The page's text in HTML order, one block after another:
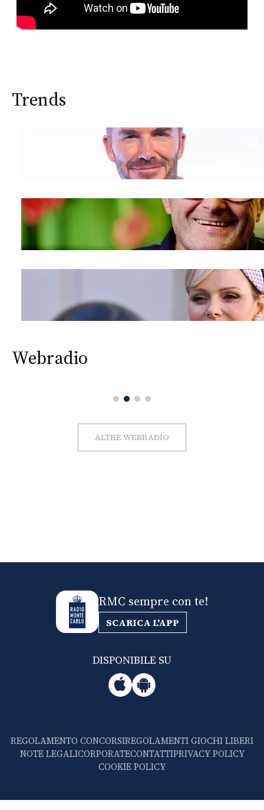
Trends
Webradio
ALTRE WEBRADIO
RMC sempre con te!
SCARICA L'APP
DISPONIBILE SU
REGOLAMENTO CONCORSIREGOLAMENTI GIOCHI LIBERI
NOTE LEGALICORPORATECONTATTIPRIVACY POLICY
COOKIE POLICY